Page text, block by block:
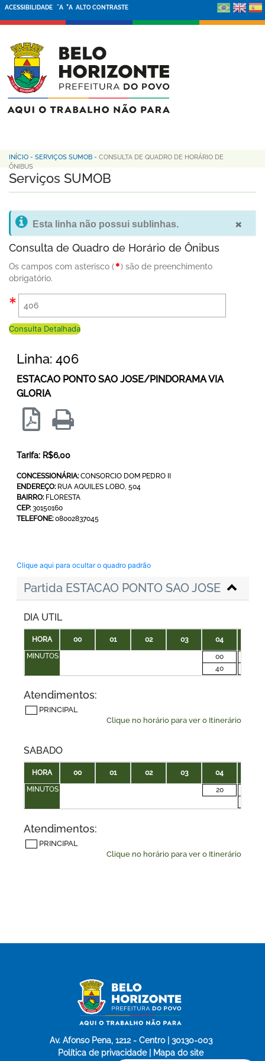
ACESSIBILIDADE -A +A ALTO CONTRASTE
INÍCIO - SERVIÇOS SUMOB - CONSULTA DE QUADRO DE HORÁRIO DE
ÔNIBUS
Serviços SUMOB
×
Esta linha não possui sublinhas.
Consulta de Quadro de Horário de Ônibus
Os campos com asterisco (
) são de preenchimento
obrigatório.
Consulta Detalhada
Linha: 406
ESTACAO PONTO SAO JOSE/PINDORAMA VIA
GLORIA
Tarifa: R$6,00
CONCESSIONÁRIA:CONSORCIO DOM PEDRO II
ENDEREÇO:RUA AQUILES LOBO, 504
BAIRRO:FLORESTA
CEP:30150160
TELEFONE:08002837045
Clique aqui para ocultar o quadro padrão
Partida ESTACAO PONTO SAO JOSE
DIA UTIL
HORA 00 01 02 03 04
MINUTOS
00
40
Atendimentos:
PRINCIPAL
Clique no horário para ver o Itinerário
SABADO
HORA 00 01 02 03 04
MINUTOS
20
Atendimentos:
PRINCIPAL
Clique no horário para ver o Itinerário
Av. Afonso Pena, 1212 - Centro | 30130-003
Política de privacidade | Mapa do site